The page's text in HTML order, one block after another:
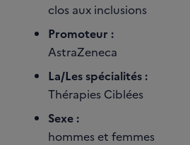
clos aux inclusions
Promoteur :
AstraZeneca
La/Les spécialités :
Thérapies Ciblées
Sexe :
hommes et femmes